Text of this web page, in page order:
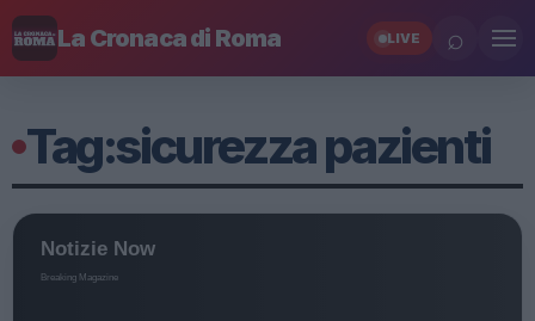
La Cronaca di Roma LIVE ⌕
Tag:sicurezza pazienti